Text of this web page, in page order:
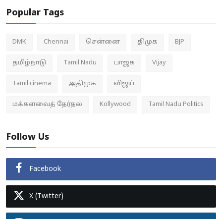
Popular Tags
DMK Chennai சென்னை திமுக BJP
தமிழ்நாடு Tamil Nadu பாஜக Vijay
Tamil cinema அதிமுக விஜய்
மக்களவைத் தேர்தல் Kollywood Tamil Nadu Politics
Follow Us
Facebook
X (Twitter)